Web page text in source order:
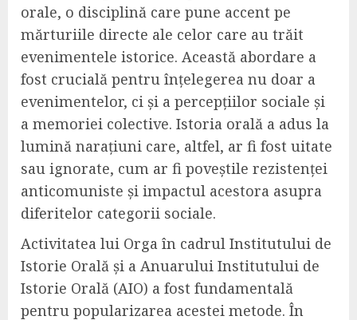
orale, o disciplină care pune accent pe
mărturiile directe ale celor care au trăit
evenimentele istorice. Această abordare a
fost crucială pentru înțelegerea nu doar a
evenimentelor, ci și a percepțiilor sociale și
a memoriei colective. Istoria orală a adus la
lumină narațiuni care, altfel, ar fi fost uitate
sau ignorate, cum ar fi poveștile rezistenței
anticomuniste și impactul acestora asupra
diferitelor categorii sociale.
Activitatea lui Orga în cadrul Institutului de
Istorie Orală și a Anuarului Institutului de
Istorie Orală (AIO) a fost fundamentală
pentru popularizarea acestei metode. În